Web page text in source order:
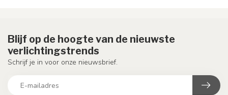
Blijf op de hoogte van de nieuwste
verlichtingstrends
Schrijf je in voor onze nieuwsbrief.